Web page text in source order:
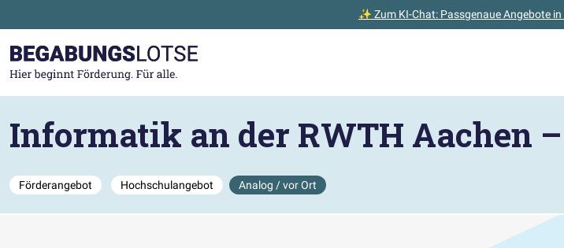
✨ Zum KI-Chat: Passgenaue Angebote
Zur Startseite gehen
Informatik an der RWTH Aachen
Förderangebot Hochschulangebot Analog / vor Ort